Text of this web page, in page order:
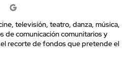
televisión, teatro, danza, música,
de comunicación comunitarios y
recorte de fondos que pretende el